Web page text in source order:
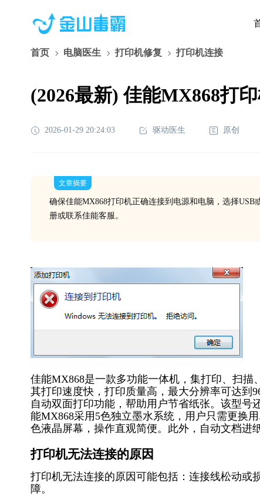
首页 电脑医生 打印机修复 打印机连接
(2026最新) 佳能MX868打
2026-01-29 20:24:03 驱动医生 原创
文章摘要
确保佳能MX868打印机正确连接到电源和电脑，选择
册或联系佳能客服。
佳能MX868是一款多功能一体机，集打印、扫描
其打印速度快，打印质量高，最大分辨率可达到
自动双面打印功能，帮助用户节省纸张。该型号
能MX868采用5色独立墨水系统，用户只需更换
色液晶屏幕，操作直观简便。此外，自动文档进
打印机无法连接的原因
打印机无法连接的原因可能包括：连接线松动或
障。